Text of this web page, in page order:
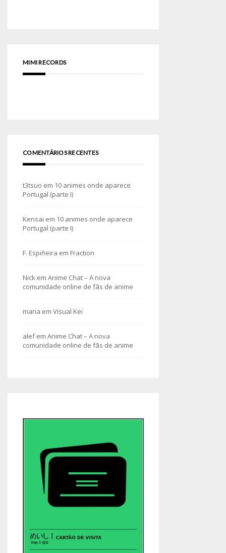
MIMI RECORDS
COMENTÁRIOS RECENTES
t3tsuo em 10 animes onde aparece
Portugal (parte I)
Kensai em 10 animes onde aparece
Portugal (parte I)
F. Espiñeira em Fraction
Nick em Anime Chat – A nova
comunidade online de fãs de anime
maria em Visual Kei
alefem Anime Chat – A nova
comunidade online de fãs de anime